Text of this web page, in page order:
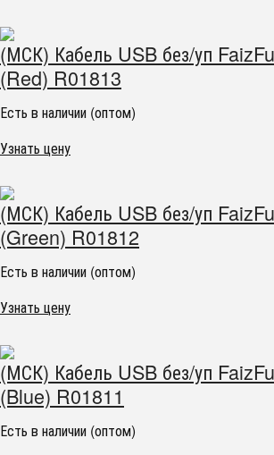
(МСК) Кабель USB без/уп
(Red) R01813
Есть в наличии (оптом)
Узнать цену
(МСК) Кабель USB без/уп
(Green) R01812
Есть в наличии (оптом)
Узнать цену
(МСК) Кабель USB без/уп
(Blue) R01811
Есть в наличии (оптом)